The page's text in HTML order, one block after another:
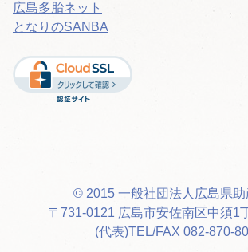
広島多胎ネット
となりのSANBA
© 2015 一般社団法人広島県助
〒731-0121 広島市安佐南区中須1
(代表)TEL/FAX 082-870-